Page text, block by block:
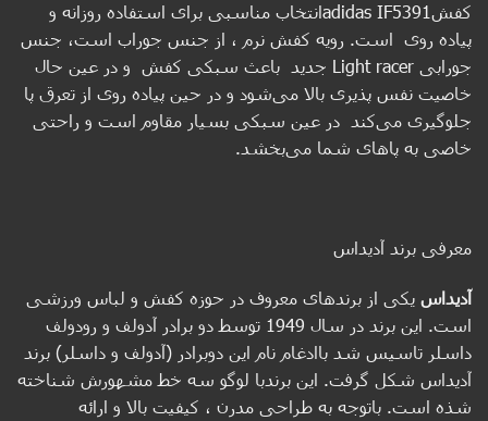
کفشadidas IF5391انتخاب مناسبی برای استفاده روزانه و
پیاده روی است. رویه کفش نرم ، از جنس جوراب است، جنس
جورابی Light racer جدید باعث سبکی کفش و در عین حال
خاصیت نفس پذیری بالا می‌شود و در حین پیاده روی از تعرق پا
جلوگیری می‌کند در عین سبکی بسیار مقاوم است و راحتی
خاصی به پاهای شما می‌بخشد.
معرفی برند آدیداس
آدیداس یکی از برندهای معروف در حوزه کفش و لباس ورزشی
است. این برند در سال 1949 توسط دو برادر آدولف و رودولف
داسلر تاسیس شد باادغام نام این دوبرادر (آدولف و داسلر) برند
آدیداس شکل گرفت. این برندبا لوگو سه خط مشهورش شناخته
شذه است. باتوجه به طراحی مدرن ، کیفیت بالا و ارائه